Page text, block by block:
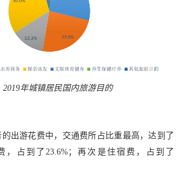
年城镇居民国内旅游目的
的出游花费中，交通费所占比重最高，达到了
，占到了23.6%；再次是住宿费，占到了